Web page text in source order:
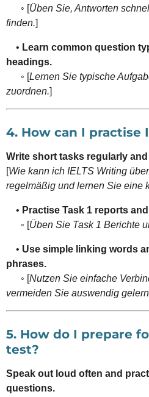
◦ [Üben Sie, Antworten
finden.]
• Learn common question
headings.
◦ [Lernen Sie typische
zuordnen.]
4. How can I practise
Write short tasks regularly
[Wie kann ich IELTS Writing
regelmäßig und lernen Sie eine
• Practise Task 1 reports
◦ [Üben Sie Task 1 Berichte
• Use simple linking words
phrases.
◦ [Nutzen Sie einfache
vermeiden Sie auswendig
5. How do I prepare
test?
Speak out loud often and
questions.